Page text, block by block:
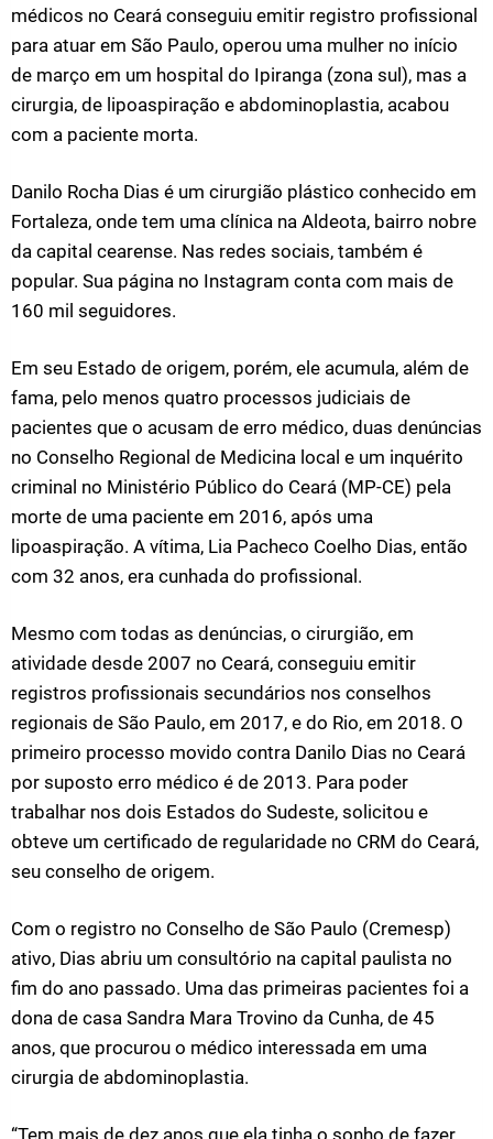
médicos no Ceará conseguiu emitir registro profissional
para atuar em São Paulo, operou uma mulher no início
de março em um hospital do Ipiranga (zona sul), mas a
cirurgia, de lipoaspiração e abdominoplastia, acabou
com a paciente morta.
Danilo Rocha Dias é um cirurgião plástico conhecido em
Fortaleza, onde tem uma clínica na Aldeota, bairro nobre
da capital cearense. Nas redes sociais, também é
popular. Sua página no Instagram conta com mais de
160 mil seguidores.
Em seu Estado de origem, porém, ele acumula, além de
fama, pelo menos quatro processos judiciais de
pacientes que o acusam de erro médico, duas denúncias
no Conselho Regional de Medicina local e um inquérito
criminal no Ministério Público do Ceará (MP-CE) pela
morte de uma paciente em 2016, após uma
lipoaspiração. A vítima, Lia Pacheco Coelho Dias, então
com 32 anos, era cunhada do profissional.
Mesmo com todas as denúncias, o cirurgião, em
atividade desde 2007 no Ceará, conseguiu emitir
registros profissionais secundários nos conselhos
regionais de São Paulo, em 2017, e do Rio, em 2018. O
primeiro processo movido contra Danilo Dias no Ceará
por suposto erro médico é de 2013. Para poder
trabalhar nos dois Estados do Sudeste, solicitou e
obteve um certificado de regularidade no CRM do Ceará,
seu conselho de origem.
Com o registro no Conselho de São Paulo (Cremesp)
ativo, Dias abriu um consultório na capital paulista no
fim do ano passado. Uma das primeiras pacientes foi a
dona de casa Sandra Mara Trovino da Cunha, de 45
anos, que procurou o médico interessada em uma
cirurgia de abdominoplastia.
“Tem mais de dez anos que ela tinha o sonho de fazer